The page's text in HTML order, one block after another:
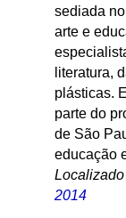
sediada
arte e
literatura,
plásticas.
parte do
de São
educação
2014